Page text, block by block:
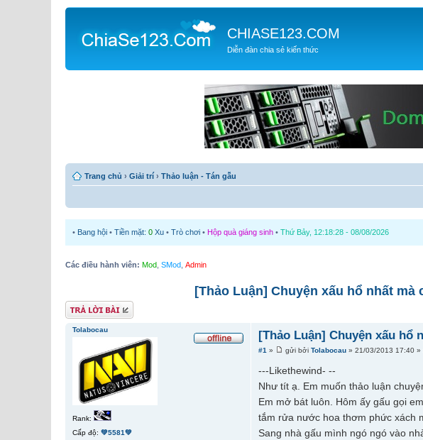
CHIASE123.COM
Diễn đàn chia sẻ kiến thức
Trang chủ › Giải trí › Thảo luận - Tán gẫu
• Bang hội • Tiền mặt: 0 Xu • Trò chơi • Hộp quà giáng sinh • Thứ Bảy, 12:18:28 - 08/08/2026
Các điều hành viên: Mod SMod Admin
[Thảo Luận] Chuyện xấu hổ nhất
Gửi bài trả lời
[Thảo Luận] Chuyện xấu
#1 » gửi bởiTolabocau » 21/03/2013 17:40 »
---Likethewind- ­--
Như tít ạ. Em muốn thảo luận
Em mở bát luôn. Hôm ấy gấu gọi
tắm rửa nước hoa thơm phức xách
Sang nhà gấu mình ngó ngó vào
Tolabocau
Rank:
Cấp độ: 💚5581💚